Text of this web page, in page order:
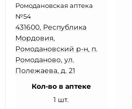
Ромодановская аптека
№54
431600, Республика
Мордовия,
Ромодановский р-н, п.
Ромоданово, ул.
Полежаева, д. 21
Кол-во в аптеке
1 шт.